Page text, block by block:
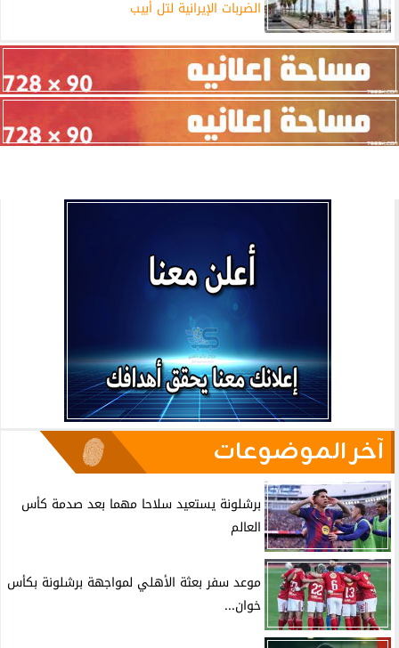
الضربات الإيرانية لتل أبيب
آخر الموضوعات
برشلونة يستعيد سلاحا مهما بعد صدمة كأس
العالم
موعد سفر بعثة الأهلي لمواجهة برشلونة بكأس
خوان...